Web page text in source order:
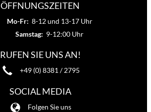
ÖFFNUNGSZEITEN
Mo-Fr: 8-12 und 13-17 Uhr
Samstag: 9-12:00 Uhr
RUFEN SIE UNS AN!
+49 (0) 8381 / 2795
SOCIAL MEDIA
Folgen Sie uns